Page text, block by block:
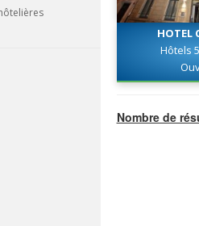
HOTEL
Hôtels
Nombre de